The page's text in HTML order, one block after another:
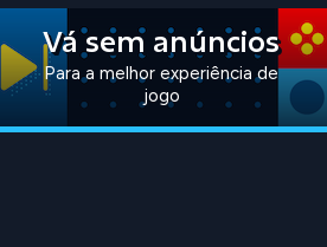
Vá sem anúncios
Para a melhor experiência de
jogo